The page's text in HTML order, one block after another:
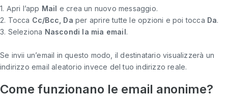
1. Apri l’app Mail e crea un nuovo messaggio.
2. Tocca Cc/Bcc, Da per aprire tutte le opzioni e poi tocca Da.
3. Seleziona Nascondi la mia email.
Se invii un’email in questo modo, il destinatario visualizzerà un
indirizzo email aleatorio invece del tuo indirizzo reale.
Come funzionano le email anonime?